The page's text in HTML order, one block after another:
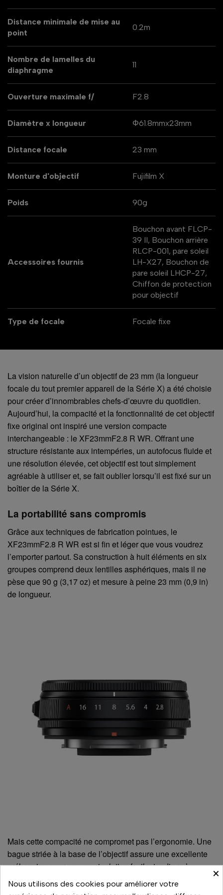
Distance minimale de mise au
point
0.2m
Nombre de lamelles du
diaphragme
11
Ouverture maximale f/ F2.8
Diamètre x longueur Φ61.8mmx23mm
Distance focale 23 mm
Monture d'objectif Fujifilm X
Poids 90g
Accessoires fournis
Bouchon avant FLCP-
39 II, Bouchon arrière
RLCP-001, pare soleil
LH-X27, Bouchon de
pare soleil LHCP-27,
Chiffon de protection
pour objectif
Type de focale Focale fixe
La vision naturelle d’un objectif de 23 mm (la longueur
focale du tout premier appareil de la Série X) a été choisie
pour créer d’innombrables chefs-d’œuvre du quotidien.
Aujourd’hui, la compacité et la fonctionnalité de cet objectif
fixe original ont inspiré une version compacte
interchangeable : le XF23mmF2.8 R WR. Offrant une
structure résistante aux intempéries, un autofocus fluide et
une résolution élevée, cet objectif est tout simplement
agréable à utiliser et, se fait oublier lorsqu’il est fixé sur un
boîtier de la Série X.
La portabilité sans compromis
Grâce aux techniques de fabrication pointues, le
XF23mmF2.8 R WR est si fin et léger que vous voudrez
l’emporter partout. Sa construction à huit éléments en six
groupes comprend deux lentilles asphériques, mais il ne
pèse que 90 g (3,17 oz) et mesure à peine 23 mm (0,9 in)
de longueur.
Mais cette compacité ne compromet pas l’ergonomie. Une
bague striée à la base de l’objectif assure une excellente
préhension pour une manipulation facile, tandis qu’un
léger espacement entre les bagues d’ouverture et de mise
au point permet de régler facilement l’une ou l’autre tout en
×
Nous utilisons des cookies pour améliorer votre